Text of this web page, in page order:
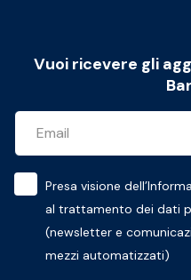
Vuoi ricevere gli
Presa visione dell’
al trattamento dei dati
(newsletter e
mezzi automatizzati)